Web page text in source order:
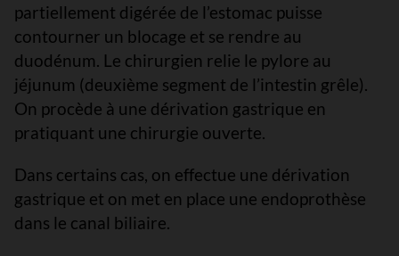
partiellement digérée de l’estomac puisse
contourner un blocage et se rendre au
duodénum. Le chirurgien relie le pylore au
jéjunum (deuxième segment de l’intestin grêle).
On procède à une dérivation gastrique en
pratiquant une chirurgie ouverte.
Dans certains cas, on effectue une dérivation
gastrique et on met en place une endoprothèse
dans le canal biliaire.